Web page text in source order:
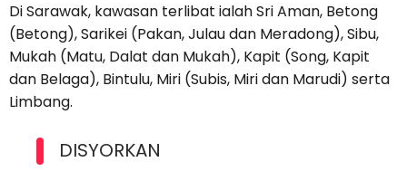
Di Sarawak, kawasan terlibat ialah Sri Aman, Betong
(Betong), Sarikei (Pakan, Julau dan Meradong), Sibu,
Mukah (Matu, Dalat dan Mukah), Kapit (Song, Kapit
dan Belaga), Bintulu, Miri (Subis, Miri dan Marudi) serta
Limbang.
DISYORKAN